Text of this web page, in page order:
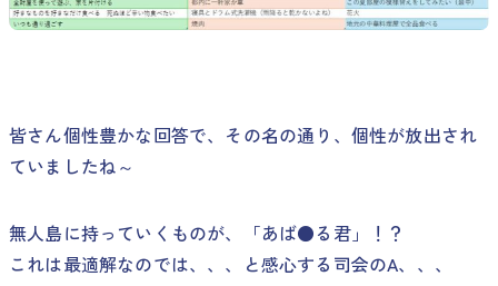
皆さん個性豊かな回答で、その名の通り、個性が放出され
ていましたね～
無人島に持っていくものが、「あば●る君」！？
これは最適解なのでは、、、と感心する司会のA、、、